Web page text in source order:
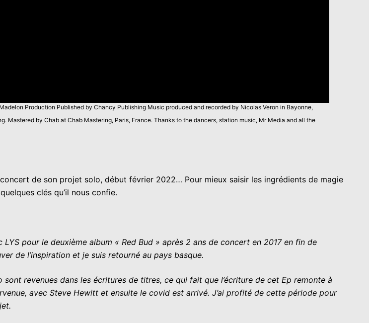
Production Published by Chancy Publishing Music produced and recorded by Nicolas Veron in Bayonne,
Mastered by Chab at Chab Mastering, Paris, France. Thanks to the dancers, station music, Mr Media and all the
de son projet solo, début février 2022… Pour mieux saisir les ingrédients de magie
clés qu’il nous confie.
pour le deuxième album « Red Bud » après 2 ans de concert en 2017 en fin de
de l’inspiration et je suis retourné au pays basque.
revenues dans les écritures de titres, ce qui fait que l’écriture de cet Ep remonte à
avec Steve Hewitt et ensuite le covid est arrivé. J’ai profité de cette période pour